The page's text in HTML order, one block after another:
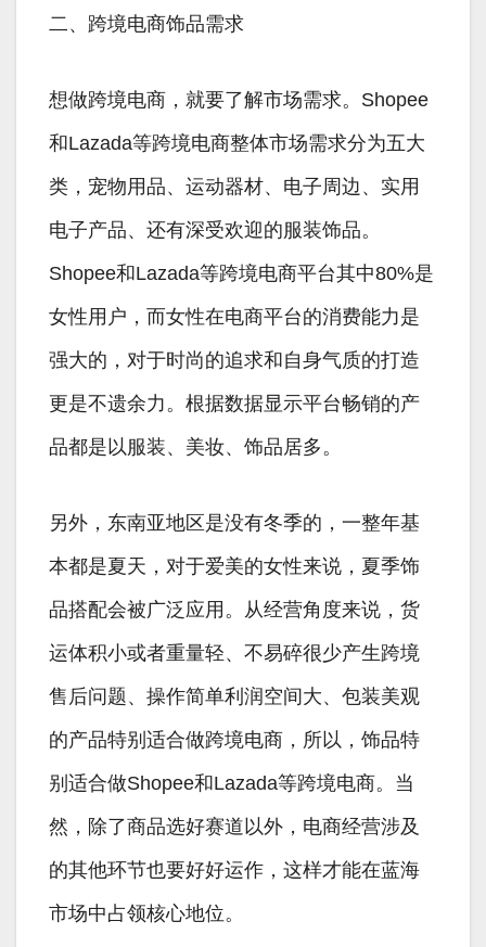
二、跨境电商饰品需求
想做跨境电商，就要了解市场需求。Shopee
和Lazada等跨境电商整体市场需求分为五大
类，宠物用品、运动器材、电子周边、实用
电子产品、还有深受欢迎的服装饰品。
Shopee和Lazada等跨境电商平台其中80%是
女性用户，而女性在电商平台的消费能力是
强大的，对于时尚的追求和自身气质的打造
更是不遗余力。根据数据显示平台畅销的产
品都是以服装、美妆、饰品居多。
另外，东南亚地区是没有冬季的，一整年基
本都是夏天，对于爱美的女性来说，夏季饰
品搭配会被广泛应用。从经营角度来说，货
运体积小或者重量轻、不易碎很少产生跨境
售后问题、操作简单利润空间大、包装美观
的产品特别适合做跨境电商，所以，饰品特
别适合做Shopee和Lazada等跨境电商。当
然，除了商品选好赛道以外，电商经营涉及
的其他环节也要好好运作，这样才能在蓝海
市场中占领核心地位。